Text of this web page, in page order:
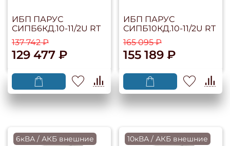
ИБП ПАРУС
СИПБ6КД.10-11/2U RT
137 742 ₽
129 477 ₽
ИБП ПАРУС
СИПБ10КД.10-11/2U RT
165 095 ₽
155 189 ₽
6кВА / АКБ внешние
10кВА / АКБ внешние